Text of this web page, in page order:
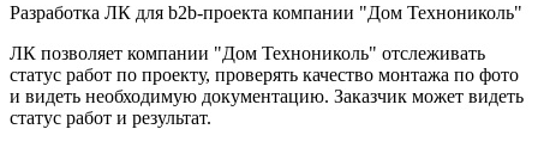
Разработка ЛК для b2b-проекта компании "Дом Технониколь"
ЛК позволяет компании "Дом Технониколь" отслеживать
статус работ по проекту, проверять качество монтажа по фото
и видеть необходимую документацию. Заказчик может видеть
статус работ и результат.